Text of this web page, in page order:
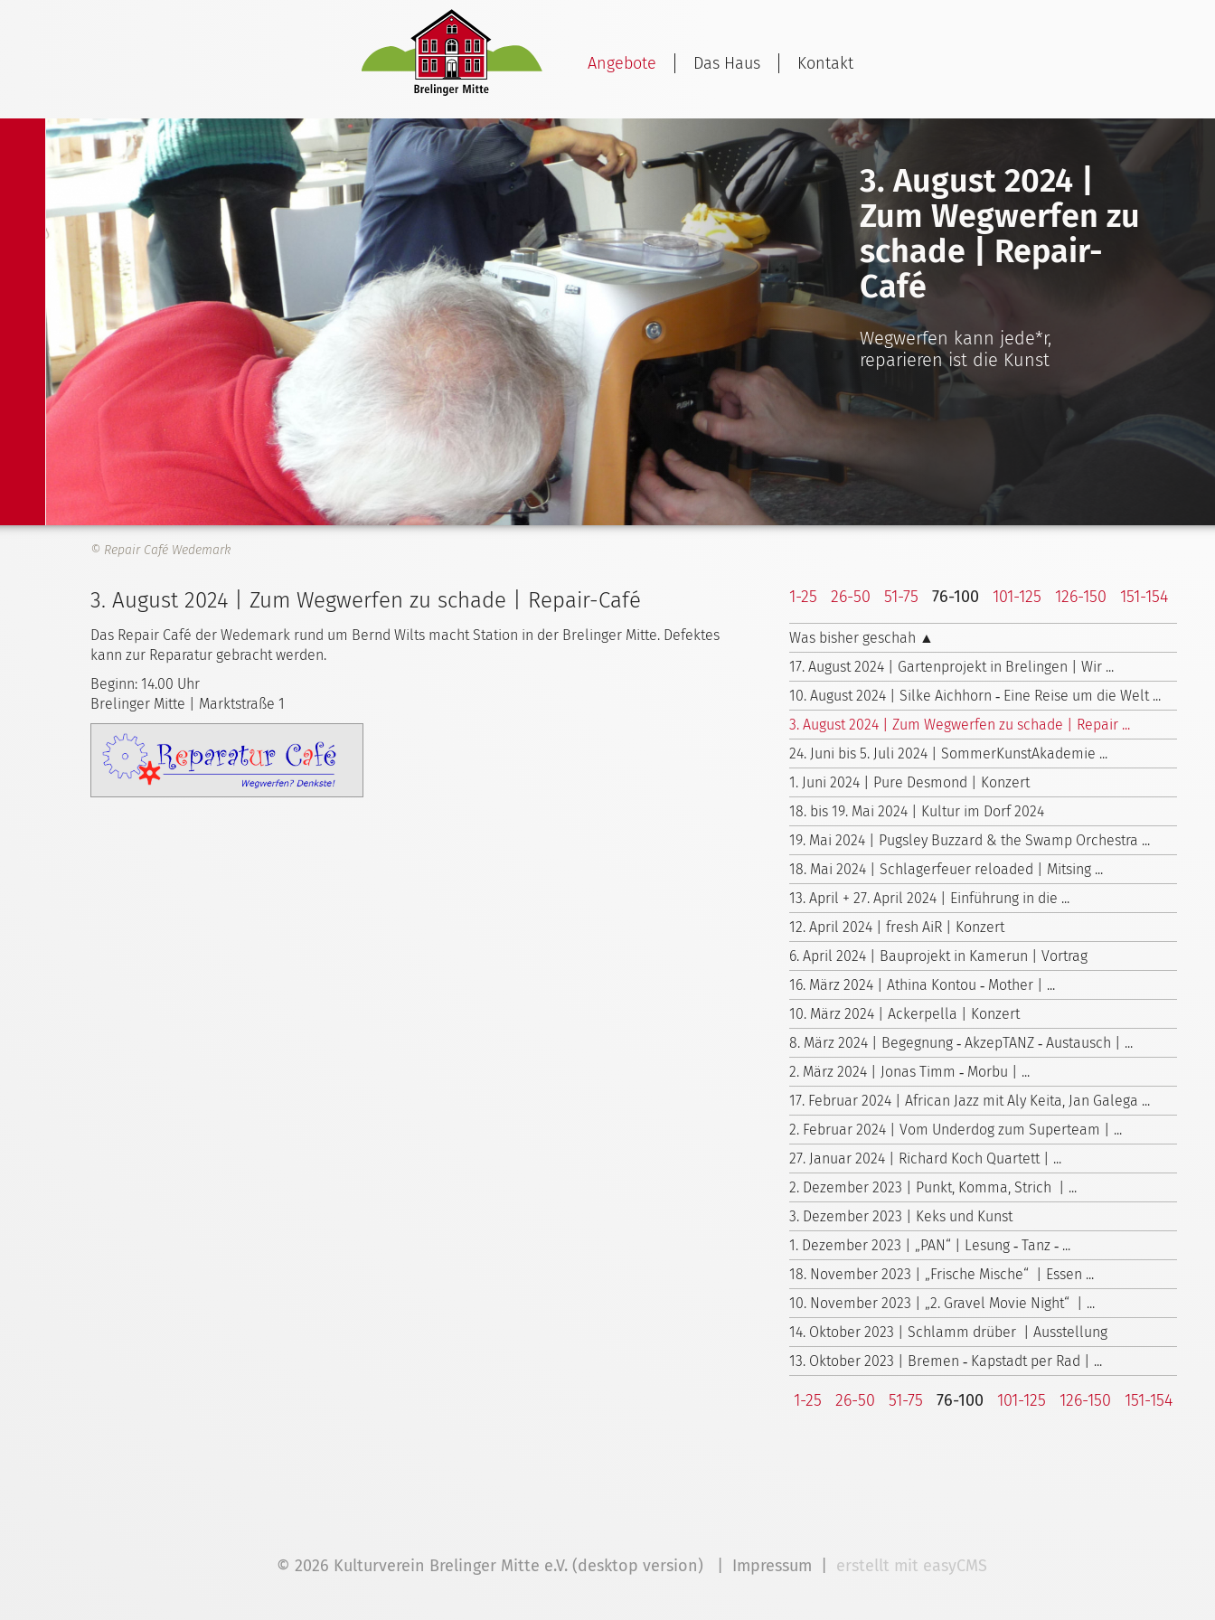
Angebote Das Haus Kontakt
3. August 2024 |
Zum Wegwerfen zu
schade | Repair-
Café
Wegwerfen kann jede*r,
reparieren ist die Kunst
© Repair Café Wedemark
1-25 26-50 51-75 76-100 101-125 126-150 151-154
Was bisher geschah ▲
17. August 2024 | Gartenprojekt in Brelingen | Wir ...
10. August 2024 | Silke Aichhorn ‑ Eine Reise um die Welt ...
3. August 2024 | Zum Wegwerfen zu schade | Repair ...
24. Juni bis 5. Juli 2024 | Sommer­Kunst­Akademie ...
1. Juni 2024 | Pure Desmond | Konzert
18. bis 19. Mai 2024 | Kultur im Dorf 2024
19. Mai 2024 | Pugsley Buzzard & the Swamp Orchestra ...
18. Mai 2024 | Schlagerfeuer reloaded | Mitsing ...
13. April + 27. April 2024 | Einführung in die ...
12. April 2024 | fresh AiR | Konzert
6. April 2024 | Bauprojekt in Kamerun | Vortrag
16. März 2024 | Athina Kontou ‑ Mother | ...
10. März 2024 | Ackerpella | Konzert
8. März 2024 | Begegnung ‑ AkzepTANZ ‑ Austausch | ...
2. März 2024 | Jonas Timm ‑ Morbu | ...
17. Februar 2024 | African Jazz mit Aly Keita, Jan Galega ...
2. Februar 2024 | Vom Underdog zum Superteam | ...
27. Januar 2024 | Richard Koch Quartett | ...
2. Dezember 2023 | Punkt, Komma, Strich | ...
3. Dezember 2023 | Keks und Kunst
1. Dezember 2023 | „PAN“ | Lesung ‑ Tanz ‑ ...
18. November 2023 | „Frische Mische“ | Essen ...
10. November 2023 | „2. Gravel Movie Night“ | ...
14. Oktober 2023 | Schlamm drüber | Ausstellung
13. Oktober 2023 | Bremen ‑ Kapstadt per Rad | ...
1-25 26-50 51-75 76-100 101-125 126-150 151-154
3. August 2024 | Zum Wegwerfen zu schade | Repair-Café
Das Repair Café der Wedemark rund um Bernd Wilts macht Station in der Brelinger Mitte. Defektes
kann zur Reparatur gebracht werden.
Beginn: 14.00 Uhr
Brelinger Mitte | Marktstraße 1
© 2026 Kulturverein Brelinger Mitte e.V. (desktop version) | Impressum erstellt mit easyCMS